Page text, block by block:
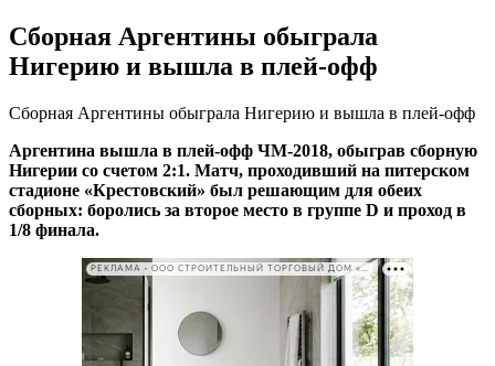
Сборная Аргентины обыграла
Нигерию и вышла в плей-офф
Сборная Аргентины обыграла Нигерию и вышла в плей-офф
Аргентина вышла в плей-офф ЧМ-2018, обыграв сборную
Нигерии со счетом 2:1. Матч, проходивший на питерском
стадионе «Крестовский» был решающим для обеих
сборных: боролись за второе место в группе D и проход в
1/8 финала.
РЕКЛАМА • ООО СТРОИТЕЛЬНЫЙ ТОРГОВЫЙ ДОМ «ПЕТРОВИЧ». ИНН: 7802348846